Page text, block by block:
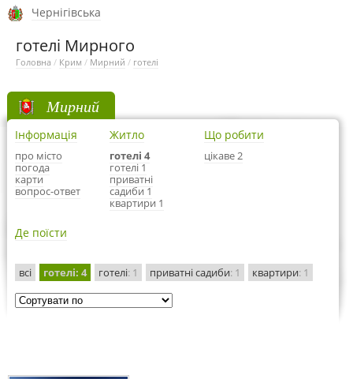
Чернігівська
готелі Мирного
Головна / Крим / Мирний / готелі
Мирний
Інформація
про місто
погода
карти
вопрос-ответ
Житло
готелі 4
готелі 1
приватні
садиби 1
квартири 1
Що робити
цікаве 2
Де поїсти
всі готелі: 4 готелі: 1 приватні садиби: 1 квартири: 1